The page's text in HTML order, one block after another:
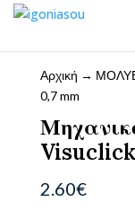
Αρχική →
0,7 mm
2.60€